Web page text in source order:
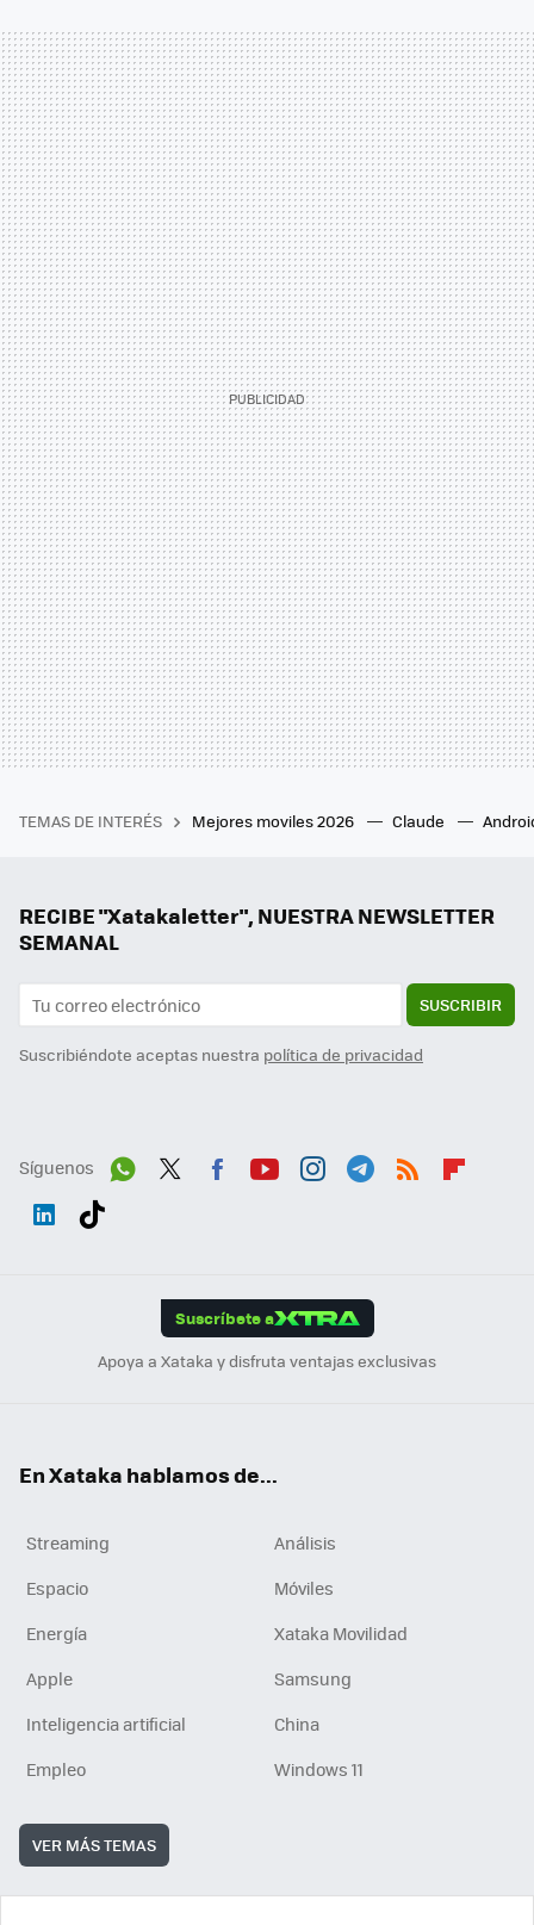
TEMAS DE INTERÉS Mejores moviles 2026 Claude
RECIBE "Xatakaletter", NUESTRA NEWSLETTER
SEMANAL
SUSCRIBIR
Suscribiéndote aceptas nuestra política de privacidad
Síguenos
Suscríbete a
Apoya a Xataka y disfruta ventajas exclusivas
En Xataka hablamos de...
Streaming
Análisis
Espacio
Móviles
Energía
Xataka Movilidad
Apple
Samsung
Inteligencia artificial
China
Empleo
Windows 11
VER MÁS TEMAS